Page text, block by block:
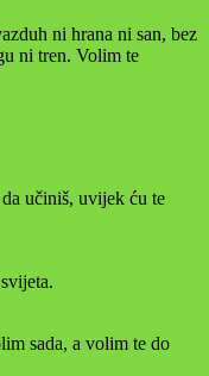
ni hrana ni san, bez
ni tren. Volim te
da učiniš, uvijek ću te
sada, a volim te do